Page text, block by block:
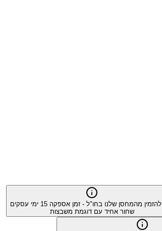
להזמין מהמחסן שלנו בחו"ל - זמן אספקה 15 ימי עסקים
שחור אחיד עם דוגמת משבצות